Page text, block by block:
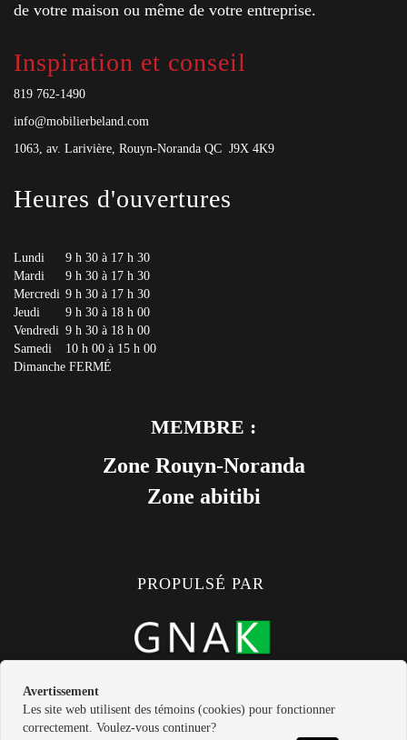
de votre maison ou même de votre entreprise.
Inspiration et conseil
819 762-1490
info@mobilierbeland.com
1063, av. Larivière, Rouyn-Noranda QC J9X 4K9
Heures d'ouvertures
Lundi
9 h 30 à 17 h 30
Mardi
9 h 30 à 17 h 30
Mercredi 9 h 30 à 17 h 30
Jeudi
9 h 30 à 18 h 00
Vendredi 9 h 30 à 18 h 00
Samedi
10 h 00 à 15 h 00
Dimanche FERMÉ
MEMBRE :
Zone Rouyn-Noranda
Zone abitibi
PROPULSÉ PAR
Avertissement
Les site web utilisent des témoins (cookies) pour fonctionner
correctement. Voulez-vous continuer?